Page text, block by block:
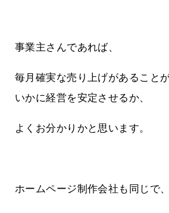
事業主さんであれば、
毎月確実な売り上げがあること
いかに経営を安定させるか、
よくお分かりかと思います。
ホームページ制作会社も同じで、